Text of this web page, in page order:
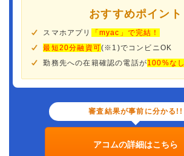
おすすめポイント
スマホアプリ
「myac」で完結！
最短20分融資可(※1)でコンビニOK
勤務先への在籍確認の電話が100%なし
審査結果が事前に分かる!!
アコムの詳細はこちら